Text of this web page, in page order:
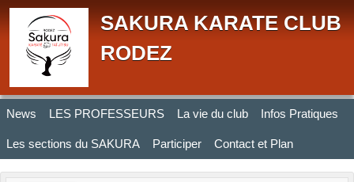
SAKURA KARATE CLUB
RODEZ
News LES PROFESSEURS La vie du club Infos Pratiques
Les sections du SAKURA Participer Contact et Plan
Panneau de gestion des cookies